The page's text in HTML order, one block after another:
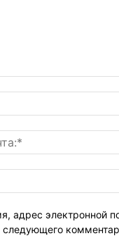
адрес электронной
следующего